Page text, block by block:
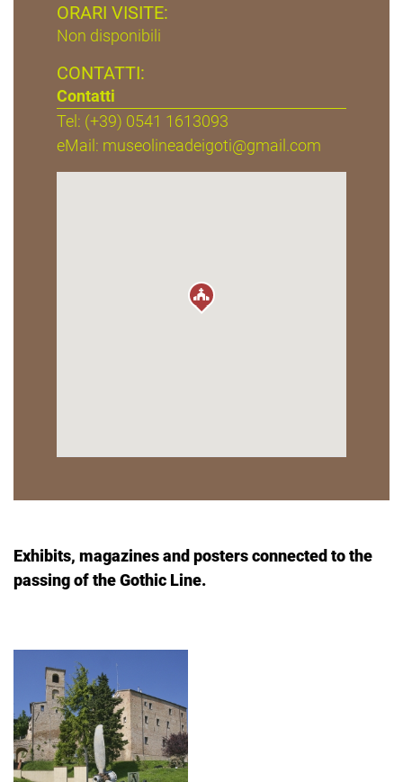
ORARI VISITE:
Non disponibili
CONTATTI:
Contatti
Tel: (+39) 0541 1613093
eMail: museolineadeigoti@gmail.com
Exhibits, magazines and posters connected to the
passing of the Gothic Line.